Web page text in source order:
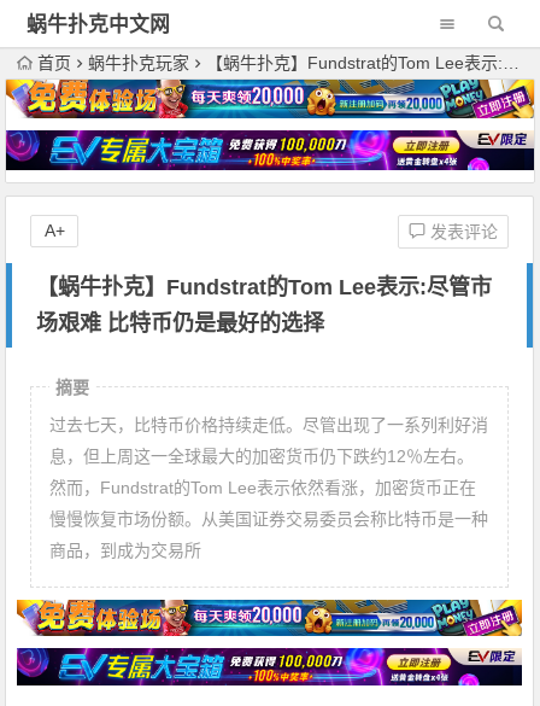
蜗牛扑克中文网
首页 蜗牛扑克玩家 【蜗牛扑克】Fundstrat的Tom Lee表示:尽管市场艰难 比特币仍是最好的选择
【蜗牛扑克】Fundstrat的Tom Lee表示:尽管市
场艰难 比特币仍是最好的选择
发表评论
A+
摘要
过去七天，比特币价格持续走低。尽管出现了一系列利好消
息，但上周这一全球最大的加密货币仍下跌约12％左右。
然而，Fundstrat的Tom Lee表示依然看涨，加密货币正在
慢慢恢复市场份额。从美国证券交易委员会称比特币是一种
商品，到成为交易所